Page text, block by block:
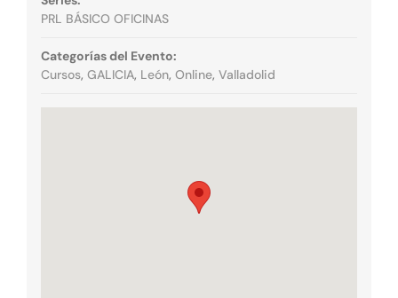
PRL BÁSICO OFICINAS
Categorías del Evento:
Cursos, GALICIA, León, Online, Valladolid